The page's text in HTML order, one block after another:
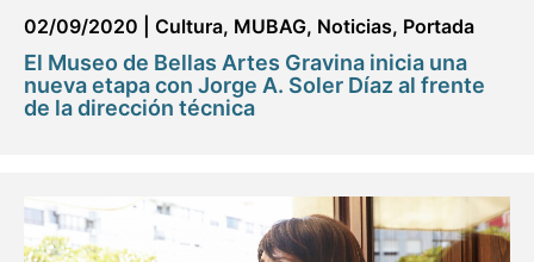
02/09/2020 Cultura, MUBAG, Noticias, Portada
El Museo de Bellas Artes Gravina inicia una
nueva etapa con Jorge A. Soler Díaz al frente
de la dirección técnica